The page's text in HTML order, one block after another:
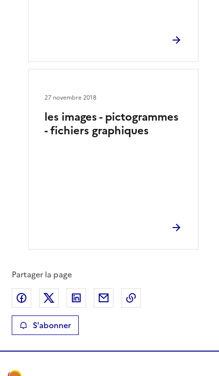
les images - pictogrammes
- fichiers graphiques
27 novembre 2018
Partager la page
Partager sur Facebook
Partager sur XPartager sur LinkedIn
Partager par email
S'abonner